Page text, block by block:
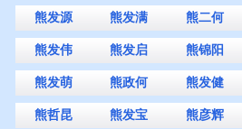
熊发源 熊发满 熊二何
熊发伟 熊发启 熊锦阳
熊发萌 熊政何 熊发健
熊哲昆 熊发宝 熊彦辉